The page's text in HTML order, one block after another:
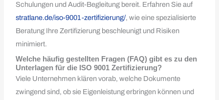
Schulungen und Audit-Begleitung bereit. Erfahren Sie auf
stratlane.de/iso-9001-zertifizierung/, wie eine spezialisierte
Beratung Ihre Zertifizierung beschleunigt und Risiken
minimiert.
Welche häufig gestellten Fragen (FAQ) gibt es zu den
Unterlagen für die ISO 9001 Zertifizierung?
Viele Unternehmen klären vorab, welche Dokumente
zwingend sind, ob sie Eigenleistung erbringen können und